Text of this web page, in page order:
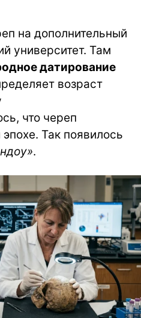
на дополнительный
университет. Там
датирование
возраст
что череп
Так появилось
.